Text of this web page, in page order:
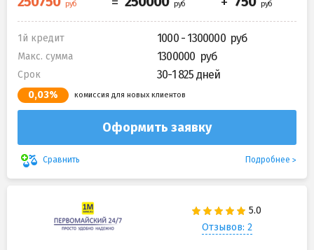
1й кредит 1000 - 1300000
Макс. сумма 1300000
Срок 30-1 825 дней
0,03% комиссия для новых клиентов
Оформить заявку
Сравнить Подробнее
Отзывов: 2